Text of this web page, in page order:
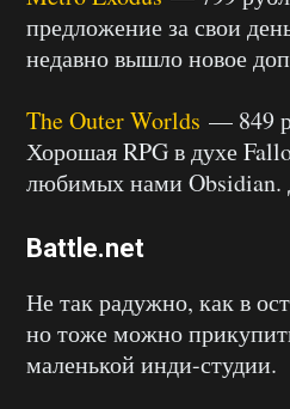
предложение за свои
недавно вышло новое
The Outer Worlds — 849
Хорошая RPG в духе
любимых нами Obsidian.
Battle.net
Не так радужно, как в
но тоже можно
маленькой инди-студии.